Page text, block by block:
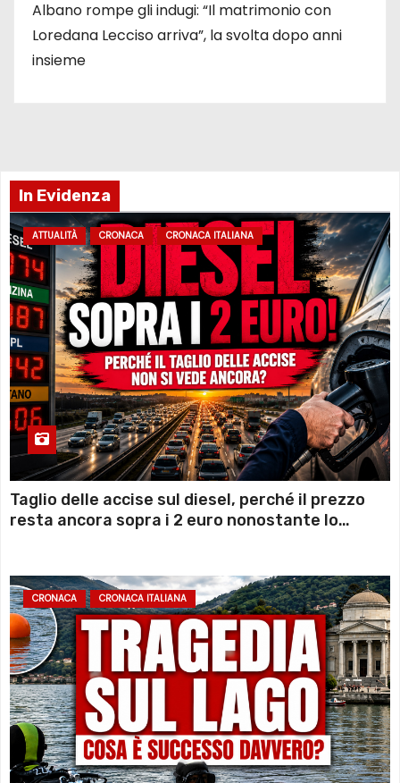
Albano rompe gli indugi: “Il matrimonio con
Loredana Lecciso arriva”, la svolta dopo anni
insieme
In Evidenza
ATTUALITÀ CRONACA CRONACA ITALIANA
Taglio delle accise sul diesel, perché il prezzo
resta ancora sopra i 2 euro nonostante lo
CRONACA CRONACA ITALIANA